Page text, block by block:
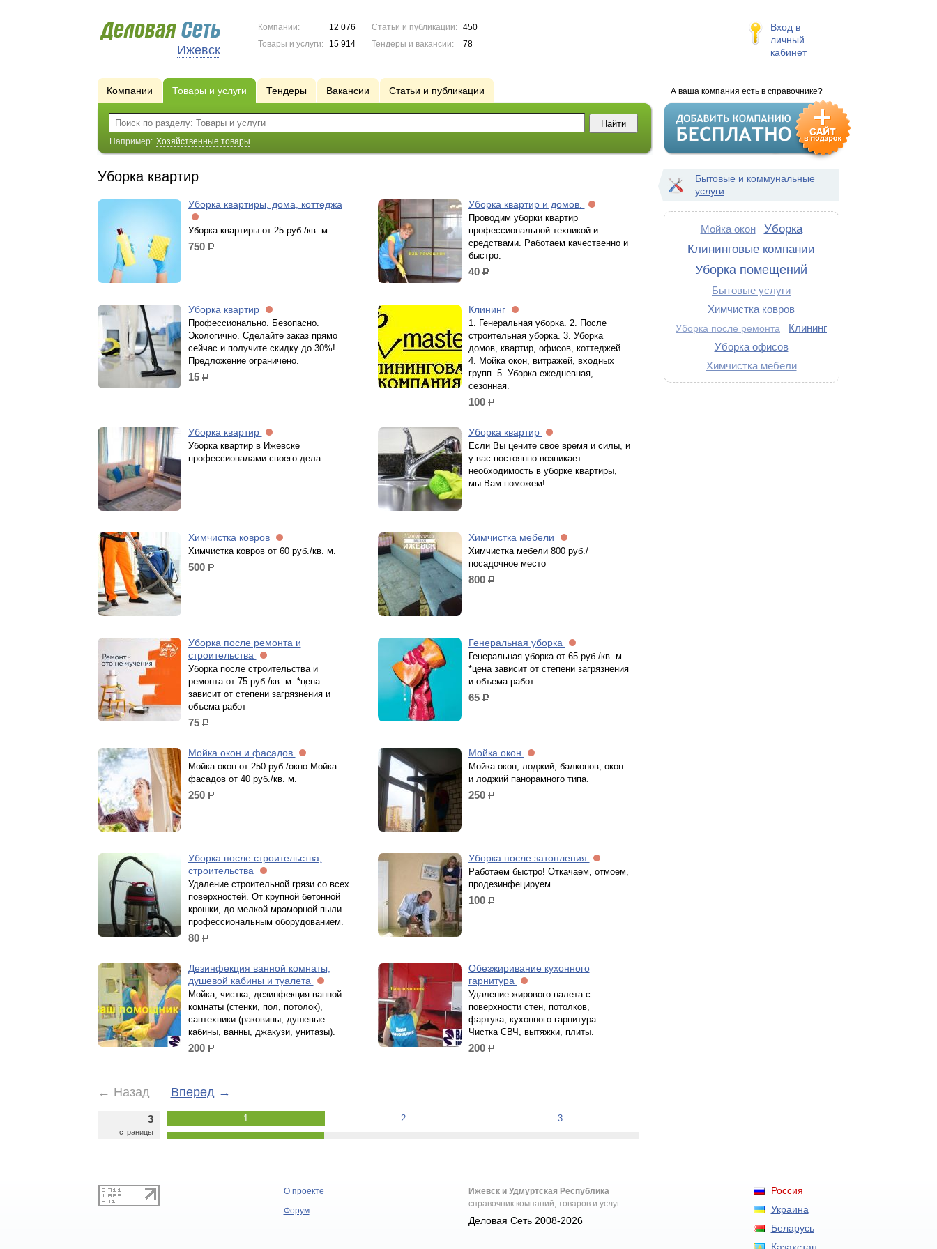
Ижевск
Компании:
12 076
Товары и услуги:
15 914
Статьи и публикации:
450
Тендеры и вакансии:
78
Вход в
личный
кабинет
А ваша компания есть в справочнике?
Компании Товары и услуги Тендеры Вакансии Статьи и публикации
Например: Хозяйственные товары
Уборка квартир
Уборка квартиры, дома, коттеджа
Уборка квартиры от 25 руб./кв. м.
750 р.
Уборка квартир и домов.
Проводим уборки квартир
профессиональной техникой и
средствами. Работаем качественно и
быстро.
40 р.
Уборка квартир
Профессионально. Безопасно.
Экологично. Сделайте заказ прямо
сейчас и получите скидку до 30%!
Предложение ограничено.
15 р.
Клининг
1. Генеральная уборка. 2. После
строительная уборка. 3. Уборка
домов, квартир, офисов, коттеджей.
4. Мойка окон, витражей, входных
групп. 5. Уборка ежедневная,
сезонная.
100 р.
Уборка квартир
Уборка квартир в Ижевске
профессионалами своего дела.
Уборка квартир
Если Вы цените свое время и силы, и
у вас постоянно возникает
необходимость в уборке квартиры,
мы Вам поможем!
Химчистка ковров
Химчистка ковров от 60 руб./кв. м.
500 р.
Химчистка мебели
Химчистка мебели 800 руб./
посадочное место
800 р.
Уборка после ремонта и
строительства
Уборка после строительства и
ремонта от 75 руб./кв. м. *цена
зависит от степени загрязнения и
объема работ
75 р.
Генеральная уборка
Генеральная уборка от 65 руб./кв. м.
*цена зависит от степени загрязнения
и объема работ
65 р.
Мойка окон и фасадов
Мойка окон от 250 руб./окно Мойка
фасадов от 40 руб./кв. м.
250 р.
Мойка окон
Мойка окон, лоджий, балконов, окон
и лоджий панорамного типа.
250 р.
Уборка после строительства,
строительства
Удаление строительной грязи со всех
поверхностей. От крупной бетонной
крошки, до мелкой мраморной пыли
профессиональным оборудованием.
80 р.
Уборка после затопления
Работаем быстро! Откачаем, отмоем,
продезинфецируем
100 р.
Дезинфекция ванной комнаты,
душевой кабины и туалета
Мойка, чистка, дезинфекция ванной
комнаты (стенки, пол, потолок),
сантехники (раковины, душевые
кабины, ванны, джакузи, унитазы).
200 р.
Обезжиривание кухонного
гарнитура
Удаление жирового налета с
поверхности стен, потолков,
фартука, кухонного гарнитура.
Чистка СВЧ, вытяжки, плиты.
200 р.
← Назад Вперед→
3
страницы
1 2 3
Бытовые и коммунальные
услуги
Мойка окон
Уборка
Клининговые компании
Уборка помещений
Бытовые услуги
Химчистка ковров
Уборка после ремонта
Клининг
Уборка офисов
Химчистка мебели
Россия
Украина
Беларусь
О проекте
Форум
Ижевск и Удмуртская Республика
справочник компаний, товаров и услуг
Деловая Сеть 2008-2026